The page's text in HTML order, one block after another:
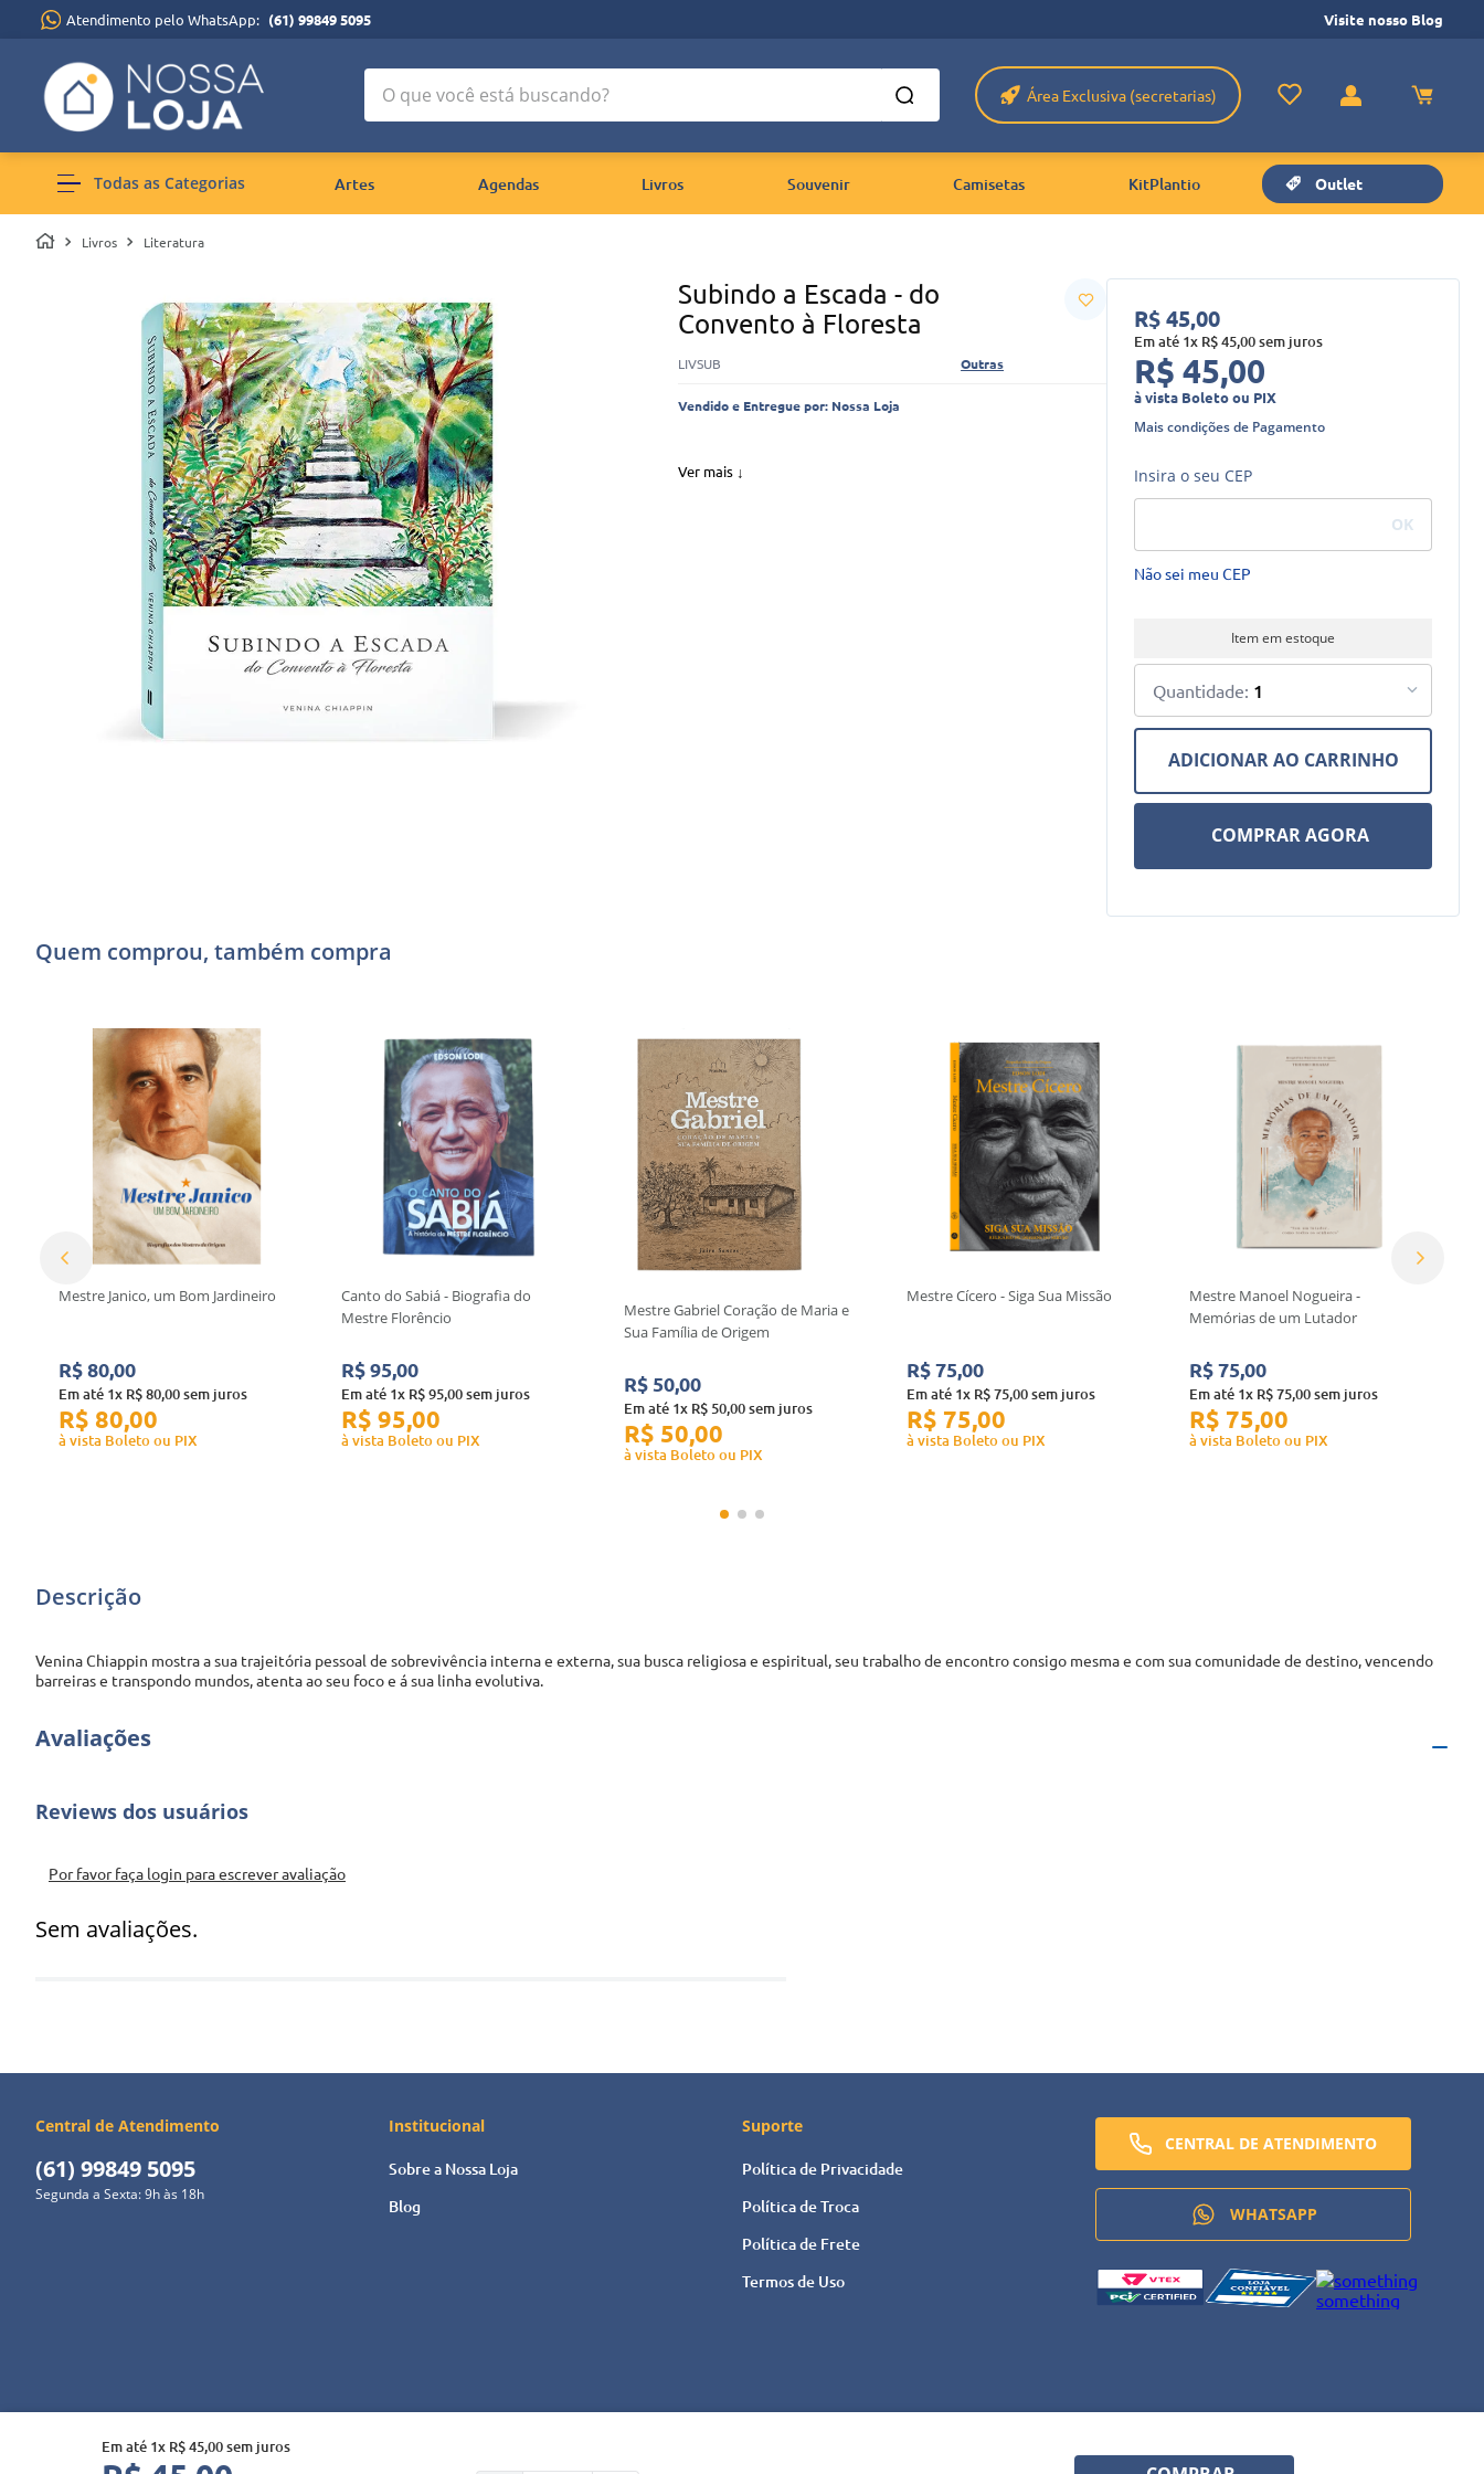
Atendimento pelo WhatsApp: (61) 99849 5095 Visite nosso Blog
O que você está buscando?
Área Exclusiva (secretarias)
Todas as Categorias Artes Agendas Livros Souvenir Camisetas KitPlantio Outlet
Livros Literatura
Subindo a Escada - do
Convento à Floresta
LIVSUB Outras
Vendido e Entregue por: Nossa Loja
Ver mais ↓
R$45,00
Em até 1x R$45,00sem juros
R$ 45,00
à vista Boleto ou PIX
Mais condições de Pagamento
Insira o seu CEP
Não sei meu CEP
Item em estoque
1
ADICIONAR AO CARRINHO
COMPRAR AGORA
Quem comprou, também compra
Mestre Janico, um Bom Jardineiro
R$80,00
Em até 1x R$80,00sem juros
R$ 80,00
à vista Boleto ou PIX
Canto do Sabiá - Biografia do
Mestre Florêncio
R$95,00
Em até 1x R$95,00sem juros
R$ 95,00
à vista Boleto ou PIX
Mestre Gabriel Coração de Maria e
Sua Família de Origem
R$ 50,00
Em até 1x R$ 50,00sem juros
R$ 50,00
à vista Boleto ou PIX
Mestre Cícero - Siga Sua Missão
R$75,00
Em até 1x R$75,00sem juros
R$ 75,00
à vista Boleto ou PIX
Mestre Manoel Nogueira -
Memórias de um Lutador
R$75,00
Em até 1x R$75,00sem juros
R$ 75,00
à vista Boleto ou PIX
Descrição
Venina Chiappin mostra a sua trajeitória pessoal de sobrevivência interna e externa, sua busca religiosa e espiritual, seu trabalho de encontro consigo mesma e com sua comunidade de destino, vencendo
barreiras e transpondo mundos, atenta ao seu foco e á sua linha evolutiva.
Em até 1x R$45,00sem juros
Avaliações
Por favor faça login para escrever avaliação
Sem avaliações.
Central de Atendimento
(61) 99849 5095
Segunda a Sexta: 9h às 18h
Institucional
Sobre a Nossa Loja
Blog
Suporte
Política de Privacidade
Política de Troca
Política de Frete
Termos de Uso
CENTRAL DE ATENDIMENTO
WHATSAPP